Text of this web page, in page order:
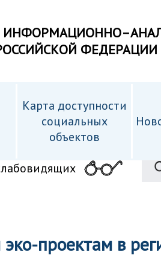
ФЕДЕРАЦИИ
Карта доступности
cоциальных
объектов
проектам в